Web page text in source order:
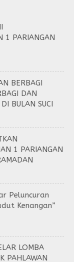
1 PARIANGAN
BERBAGI
DAN
BULAN SUCI
1 PARIANGAN
Peluncuran
Kenangan”
LOMBA
PAHLAWAN